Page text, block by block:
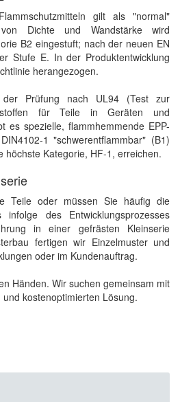
gilt als "normal"
Dichte und Wandstärke wird
B2 eingestuft; nach der neuen EN
Stufe E. In der Produktentwicklung
herangezogen.
der Prüfung nach UL94 (Test zur
für Teile in Geräten und
es spezielle, flammhemmende EPP-
1 "schwerentflammbar" (B1)
höchste Kategorie, HF-1, erreichen.
Teile oder müssen Sie häufig die
des Entwicklungsprozesses
in einer gefrästen Kleinserie
fertigen wir Einzelmuster und
oder im Kundenauftrag.
Händen. Wir suchen gemeinsam mit
kostenoptimierten Lösung.